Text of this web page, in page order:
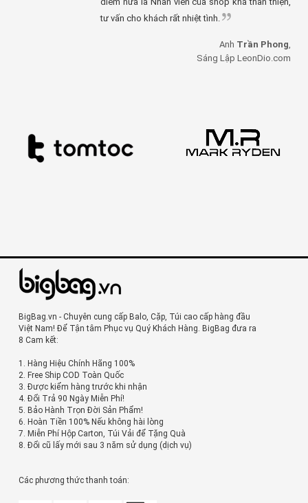
tư vấn cho khách rất nhiệt tình.
Anh Trần Phong
Sáng Lập LeonDio.com
BigBag.vn - Chuyên cung cấp Balo, Cặp, Túi cao cấp hàng đầu
Việt Nam! Để Tận tâm Phục vụ Quý Khách Hàng. BigBag đưa ra
8 Cam kết:
1. Hàng Hiệu Chính Hãng 100%
2. Free Ship COD Toàn Quốc
3. Được kiểm hàng trước khi nhận
4. Đổi Trả 90 Ngày Miễn Phí!
5. Bảo Hành Trọn Đời Sản Phẩm!
6. Hoàn Tiền 100% Nếu không hài lòng
7. Miễn Phí Hộp Carton, Túi Vải để Tặng Quà
8. Đổi cũ lấy mới sau 3 năm sử dụng (dịch vụ)
Các phương thức thanh toán: